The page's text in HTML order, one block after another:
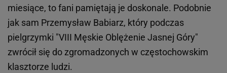
miesiące, to fani pamiętają je doskonale. Podobnie
jak sam Przemysław Babiarz, który podczas
pielgrzymki "VIII Męskie Oblężenie Jasnej Góry"
zwrócił się do zgromadzonych w częstochowskim
klasztorze ludzi.